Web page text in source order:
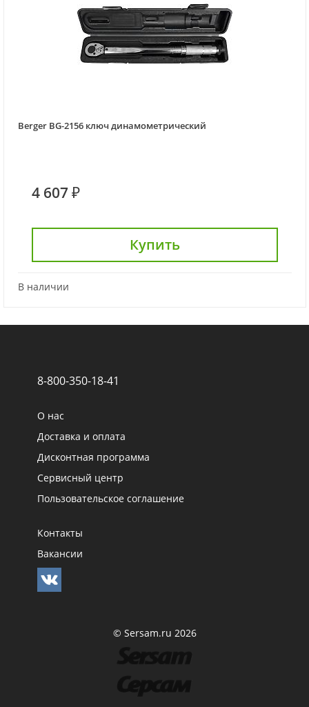
Berger BG-2156 ключ динамометрический
4 607 ₽
Купить
В наличии
8-800-350-18-41
О нас
Доставка и оплата
Дисконтная программа
Сервисный центр
Пользовательское соглашение
Контакты
Вакансии
© Sersam.ru 2026